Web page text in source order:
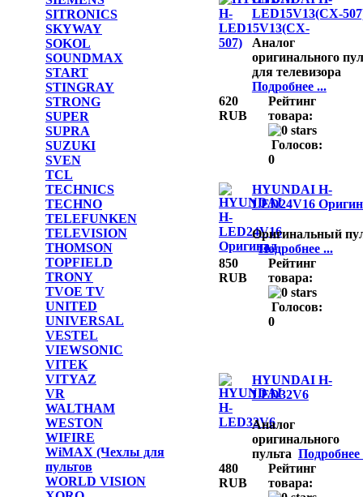
SITRONICS
SKYWAY
SOKOL
SOUNDMAX
START
STINGRAY
STRONG
SUPER
SUPRA
SUZUKI
SVEN
TCL
TECHNICS
TECHNO
TELEFUNKEN
TELEVISION
THOMSON
TOPFIELD
TRONY
TVOE TV
UNITED
UNIVERSAL
VESTEL
VIEWSONIC
VITEK
VITYAZ
VR
WALTHAM
WESTON
WIFIRE
WiMAX (Чехлы для
пультов
WORLD VISION
LED15V13(CX-
Аналог
оригинального
для телевизора
Подробнее ...
620
RUB
Рейтинг
товара:
Голосов:
0
HYUNDAI H-
LED24V16
Оригинальный
Подробнее ...
850
RUB
Рейтинг
товара:
Голосов:
0
HYUNDAI H-
LED32V6
Аналог
оригинального
пульта Подробнее
480
RUB
Рейтинг
товара: